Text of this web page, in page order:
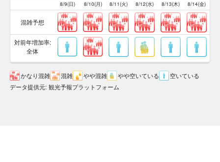
8/9(日) 8/10(月) 8/11(火) 8/12(水) 8/13(木) 8/14(金)
混雑予想
対前年増加率:
全体
かなり混雑 混雑 やや混雑 やや空いている
空いている
データ提供元: 観光予報プラットフォーム